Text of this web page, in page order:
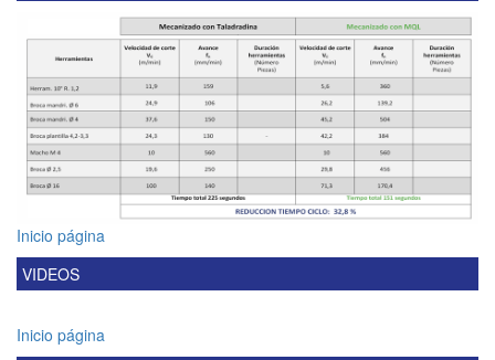
Inicio página
VIDEOS
Inicio página